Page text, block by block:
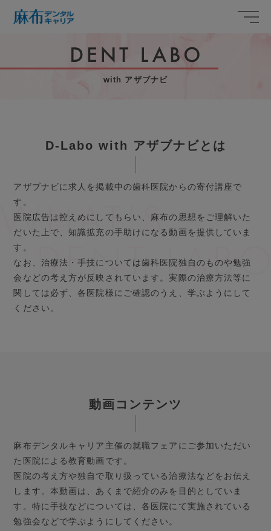
with アザブナビ
D-Labo with アザブナビとは
アザブナビに求人を掲載中の歯科医院からの寄付講座で
す。
医院広告は控えめにしてもらい、麻布の思想をご理解いた
だいた上で、知識拡充の手助けになる動画を提供していま
す。
なお、治療法・手技については歯科医院独自のものや勉強
会などの考え方が反映されています。実際の治療方法等に
関しては必ず、各医院様にご確認のうえ、学ぶようにして
ください。
動画コンテンツ
麻布デンタルキャリア主催の就職フェアにご参加いただい
た医院による教育動画です。
医院の考え方や独自で取り扱っている治療法などをお伝え
します。 本動画は、あくまで紹介のみを目的としていま
す。 特に手技などについては、各医院にて実施されている
勉強会などで学ぶようにしてください。